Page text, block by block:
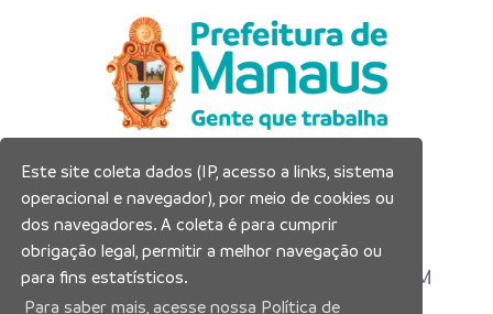
Prefeitura Municipal de Manaus
Município de Manaus
CNPJ:04.365.326.0001-73
Av. Brasil, 2971 – Compensa, Manaus-AM
CEP: 69036-110
Este site coleta dados (IP, acesso a links, sistema
operacional e navegador), por meio de cookies ou
dos navegadores. A coleta é para cumprir
obrigação legal, permitir a melhor navegação ou
para fins estatísticos.
Para saber mais, acesse nossa Política de